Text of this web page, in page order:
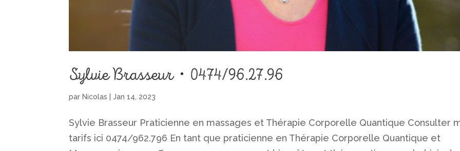
Sylvie Brasseur・0474/96.27.96
par Nicolas |Jan 14, 2023
Sylvie Brasseur Praticienne en massages et Thérapie Corporelle Quantique Consulter
tarifs ici 0474/962.796 En tant que praticienne en Thérapie Corporelle Quantique et